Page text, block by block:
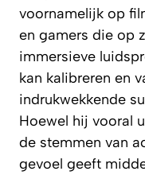
voornamelijk op
en gamers die op
immersieve
kan kalibreren en
indrukwekkende
Hoewel hij vooral
de stemmen van
gevoel geeft